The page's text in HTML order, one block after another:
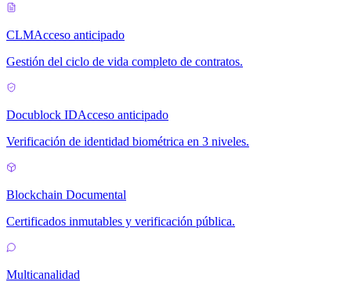
CLMAcceso anticipado
Gestión del ciclo de vida completo de contratos.
Docublock IDAcceso anticipado
Verificación de identidad biométrica en 3 niveles.
Blockchain Documental
Certificados inmutables y verificación pública.
Multicanalidad